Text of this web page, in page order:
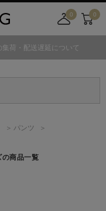
0
舗
カ
0
荷・配送遅延について
パンツ
の商品一覧